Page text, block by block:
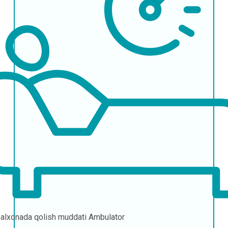
qolish muddati Ambulator